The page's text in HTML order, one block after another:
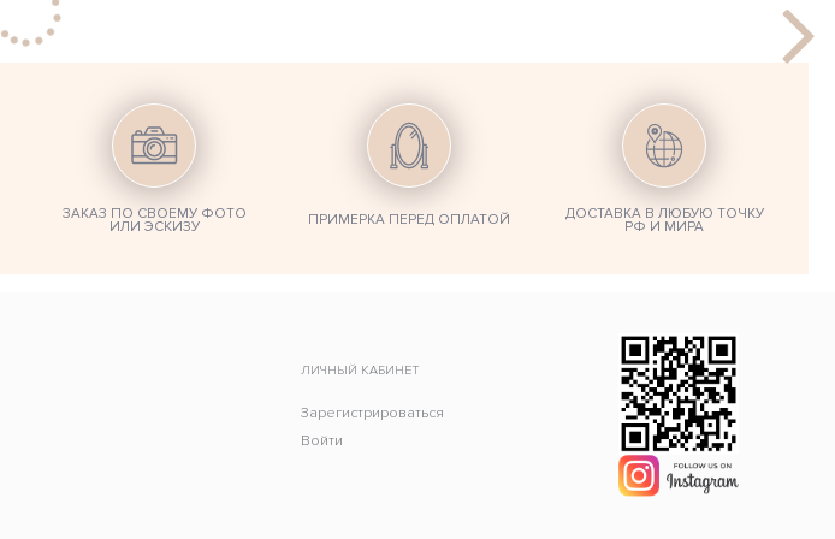
ЗАКАЗ ПО СВОЕМУ ФОТО
ИЛИ ЭСКИЗУ ПРИМЕРКА ПЕРЕД ОПЛАТОЙ ДОСТАВКА В ЛЮБУЮ ТОЧКУ
РФ И МИРА
ЛИЧНЫЙ КАБИНЕТ
Зарегистрироваться
Войти